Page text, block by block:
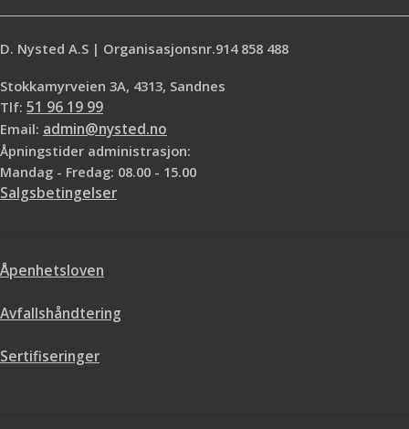
D. Nysted A.S | Organisasjonsnr.914 858 488
Stokkamyrveien 3A, 4313, Sandnes
Tlf: 51 96 19 99
Email: admin@nysted.no
Åpningstider administrasjon:
Mandag - Fredag: 08.00 - 15.00
Salgsbetingelser
Åpenhetsloven
Avfallshåndtering
Sertifiseringer